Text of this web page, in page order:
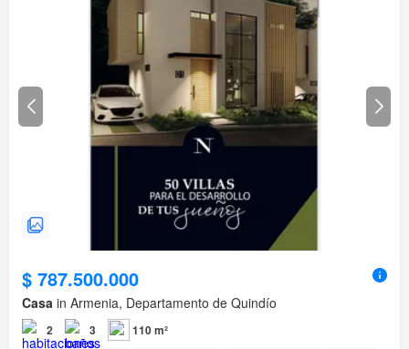
$ 787.500.000
Casa in Armenia, Departamento de Quindío
2 3 110 m²